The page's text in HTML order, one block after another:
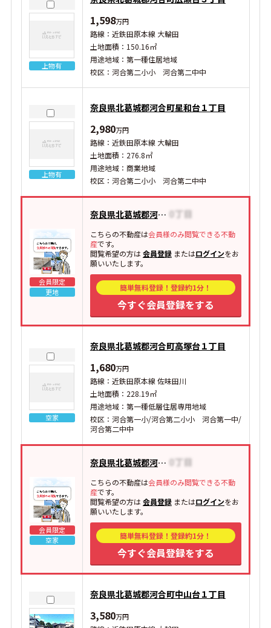
上物有
1,598万円
路線：近鉄田原本線 大輪田
土地面積：150.16㎡
用途地域：第一種住居地域
校区：河合第二小小 河合第二中中
上物有
奈良県北葛城郡河合町星和台１丁目
2,980万円
路線：近鉄田原本線 大輪田
土地面積：276.8㎡
用途地域：商業地域
校区：河合第二小小 河合第二中中
会員限定
更地
奈良県北葛城郡河合町広瀬台
こちらの不動産は会員様のみ閲覧できる不動
産です。
閲覧希望の方は会員登録またはログインをお
願いいたします。
簡単無料登録！登録約1分！
今すぐ会員登録をする
空家
奈良県北葛城郡河合町高塚台１丁目
1,680万円
路線：近鉄田原本線 佐味田川
土地面積：228.19㎡
用途地域：第一種低層住居専用地域
校区：河合第一小/河合第二小小 河合第一中/
河合第二中中
会員限定
空家
奈良県北葛城郡河合町泉台
こちらの不動産は会員様のみ閲覧できる不動
産です。
閲覧希望の方は会員登録またはログインをお
願いいたします。
簡単無料登録！登録約1分！
今すぐ会員登録をする
奈良県北葛城郡河合町中山台１丁目
3,580万円